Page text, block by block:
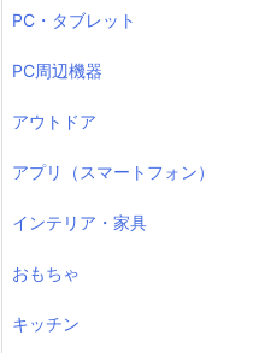
PC・タブレット
PC周辺機器
アウトドア
アプリ（スマートフォン）
インテリア・家具
おもちゃ
キッチン